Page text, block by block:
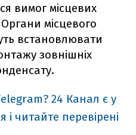
вимог місцевих
місцевого
встановлювати
зовнішніх
24 Канал є у
і читайте перевірені